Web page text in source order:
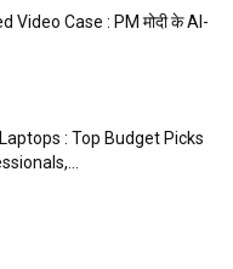
Video Case : PM मोदी के AI-
: Top Budget Picks